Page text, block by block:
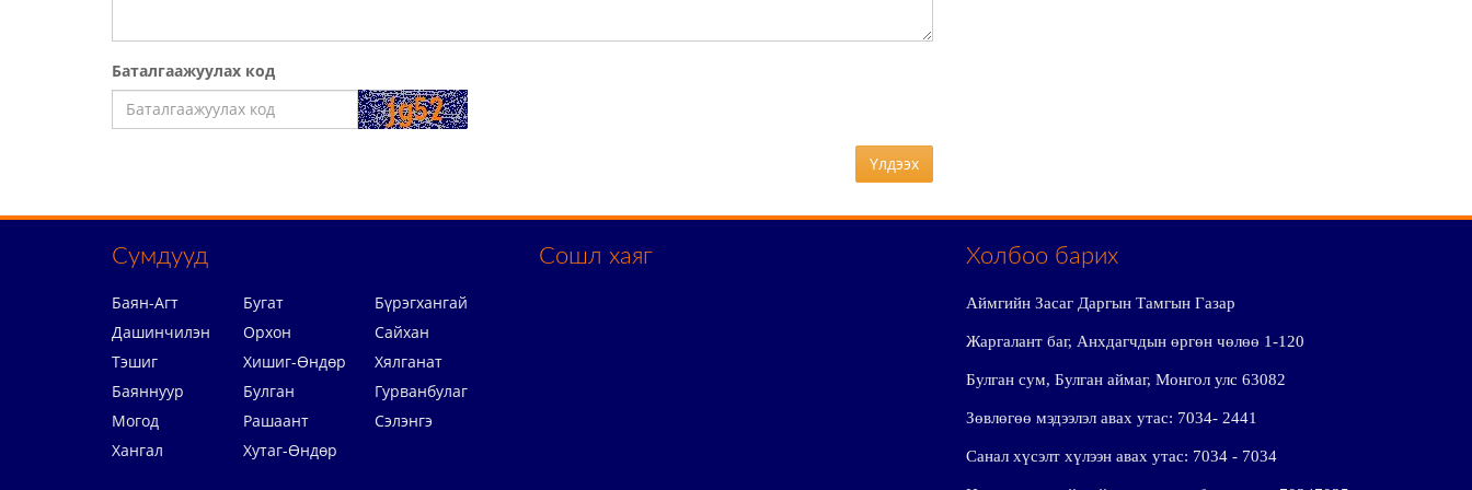
Баталгаажуулах код
Үлдээх
Сумдууд
Баян-Агт Бугат
Бүрэгхангай
Дашинчилэн
Орхон
Сайхан
Тэшиг
Хишиг-Өндөр
Хялганат
Баяннуур
Булган
Гурванбулаг
Могод
Рашаант
Сэлэнгэ
Хангал
Хутаг-Өндөр
Сошл хаяг Холбоо барих
Аймгийн Засаг Даргын Тамгын Газар
Жаргалант баг, Анхдагчдын өргөн чөлөө 1-120
Булган сум, Булган аймаг, Монгол улс 63082
Зөвлөгөө мэдээлэл авах утас: 7034- 2441
Санал хүсэлт хүлээн авах утас: 7034 - 7034